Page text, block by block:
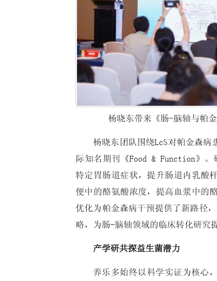
杨晓东带来《肠-脑轴与帕
杨晓东团队围绕LcS对帕金森
际知名期刊《Food & Function》
特定胃肠道症状，提升肠道内乳酸
便中的酪氨酸浓度，提高血浆中的
优化为帕金森病干预提供了新路径
略，为肠-脑轴领域的临床转化研究
产学研共探益生菌潜力
养乐多始终以科学实证为核心